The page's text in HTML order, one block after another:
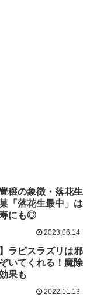
穣の象徴・落花生
「落花生最中」は
にも◎
2023.06.14
ラピスラズリは邪
いてくれる！魔除
果も
2022.11.13